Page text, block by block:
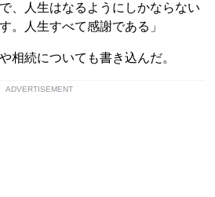
、人生はなるようにしかならない
。人生すべて感謝である」
相続についても書き込んだ。
ADVERTISEMENT